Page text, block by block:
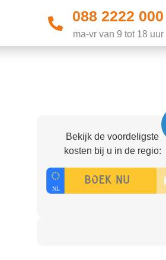
088 2222 000
ma-vr van 9 tot 18 uur
Bekijk de voordeligste
kosten bij u in de regio: